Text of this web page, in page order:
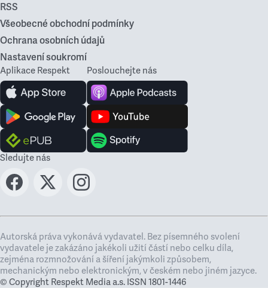
RSS
Všeobecné obchodní podmínky
Ochrana osobních údajů
Nastavení soukromí
Aplikace Respekt Poslouchejte nás
Sledujte nás
Autorská práva vykonává vydavatel. Bez písemného svolení
vydavatele je zakázáno jakékoli užití částí nebo celku díla,
zejména rozmnožování a šíření jakýmkoli způsobem,
mechanickým nebo elektronickým, v českém nebo jiném jazyce.
© Copyright Respekt Media a.s. ISSN 1801-1446